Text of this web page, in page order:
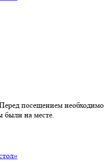
посещением необходимо
были на месте.